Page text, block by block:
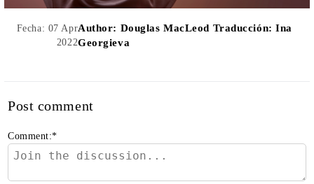
Fecha: 07 Apr
2022
Author: Douglas MacLeod Traducción: Ina
Georgieva
Post comment
Comment:*